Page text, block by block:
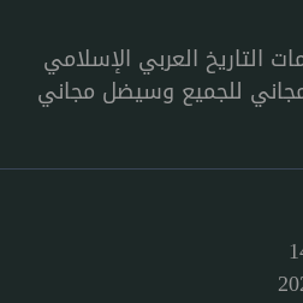
التاريخ العربي الإسلامي
للجميع وسيضل مجاني